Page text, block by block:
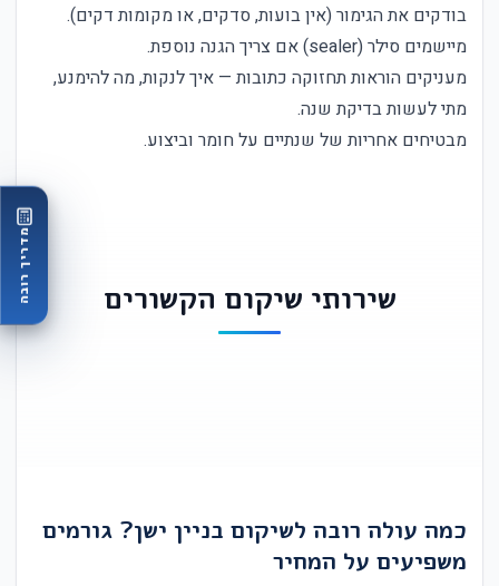
בודקים את הגימור (אין בועות, סדקים, או מקומות דקים).
מיישמים סילר (sealer) אם צריך הגנה נוספת.
מעניקים הוראות תחזוקה כתובות — איך לנקות, מה להימנע,
מתי לעשות בדיקת שנה.
מבטיחים אחריות של שנתיים על חומר וביצוע.
שירותי שיקום הקשורים
כמה עולה רובה לשיקום בניין ישן? גורמים
משפיעים על המחיר
מדריך רובה